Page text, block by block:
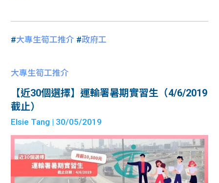
#大專生筍工推介 #政府工
大專生筍工推介
【近30個選擇】運輸署暑期實習生（4/6/2019
截止）
Elsie Tang | 30/05/2019